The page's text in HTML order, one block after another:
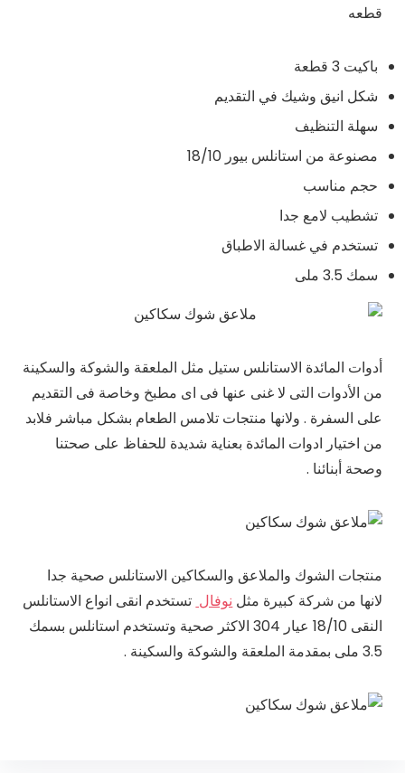
قطعه
باكيت 3 قطعة
شكل انيق وشيك في التقديم
سهلة التنظيف
مصنوعة من استانلس بيور 18/10
حجم مناسب
تشطيب لامع جدا
تستخدم في غسالة الاطباق
سمك 3.5 ملى
أدوات المائدة الاستانلس ستيل مثل الملعقة والشوكة والسكينة
من الأدوات التى لا غنى عنها فى اى مطبخ وخاصة فى التقديم
على السفرة . ولانها منتجات تلامس الطعام بشكل مباشر فلابد
من اختيار ادوات المائدة بعناية شديدة للحفاظ على صحتنا
وصحة أبنائنا .
منتجات الشوك والملاعق والسكاكين الاستانلس صحية جدا
لانها من شركة كبيرة مثل نوفال تستخدم انقى انواع الاستانلس
النقى 18/10 عيار 304 الاكثر صحية وتستخدم استانلس بسمك
3.5 ملى بمقدمة الملعقة والشوكة والسكينة .